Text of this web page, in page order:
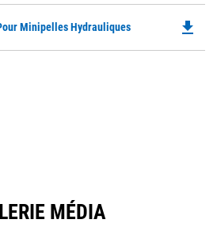
Minipelles Hydrauliques file_download
MÉDIA